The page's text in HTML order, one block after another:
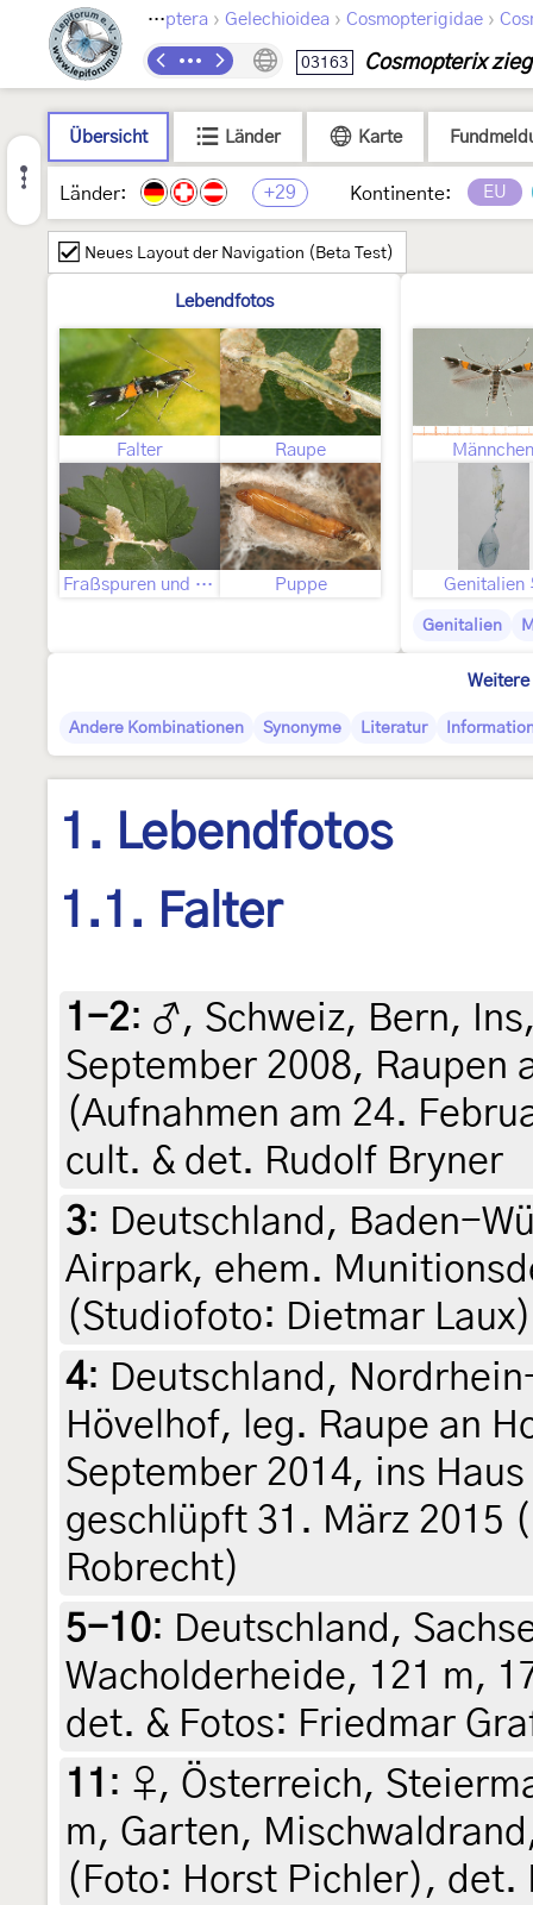
Lepidoptera › Gelechioidea › Cosmopterigidae ›
03163 Cosmopterix
Übersicht Länder Karte
Länder: +29 Kontinente: EU
Neues Layout der Navigation (Beta Test)
Lebendfotos
Falter Raupe
Fraßspuren und Befallsbild Puppe
Männchen
Genitalien
Genitalien
Weitere
Andere Kombinationen Synonyme Literatur
1. Lebendfotos
1.1. Falter
1-2: ♂, Schweiz, Bern,
September 2008, Raupen
(Aufnahmen am 24.
cult. & det. Rudolf Bryner
3: Deutschland, Baden-
Airpark, ehem.
(Studiofoto: Dietmar
4: Deutschland,
Hövelhof, leg. Raupe an
September 2014, ins
geschlüpft 31. März 2015
Robrecht)
5-10: Deutschland,
Wacholderheide, 121 m,
det. & Fotos: Friedmar
11 : ♀, Österreich,
m, Garten,
(Foto: Horst Pichler), det.